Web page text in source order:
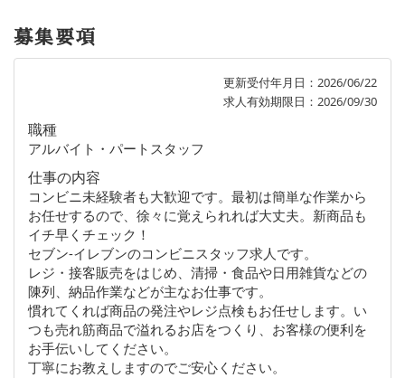
募集要項
更新受付年月日：2026/06/22
求人有効期限日：2026/09/30
職種
アルバイト・パートスタッフ
仕事の内容
コンビニ未経験者も大歓迎です。最初は簡単な作業から
お任せするので、徐々に覚えられれば大丈夫。新商品も
イチ早くチェック！
セブン-イレブンのコンビニスタッフ求人です。
レジ・接客販売をはじめ、清掃・食品や日用雑貨などの
陳列、納品作業などが主なお仕事です。
慣れてくれば商品の発注やレジ点検もお任せします。い
つも売れ筋商品で溢れるお店をつくり、お客様の便利を
お手伝いしてください。
丁寧にお教えしますのでご安心ください。